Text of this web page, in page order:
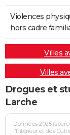
Violences
hors cadre
Villes
Villes
Drogues et
Larche
Données 2025
l'Intérieur et des